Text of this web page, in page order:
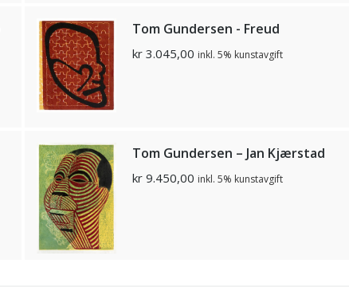
Tom Gundersen - Freud
kr3.045,00 inkl. 5% kunstavgift
Tom Gundersen – Jan Kjærstad
kr9.450,00 inkl. 5% kunstavgift